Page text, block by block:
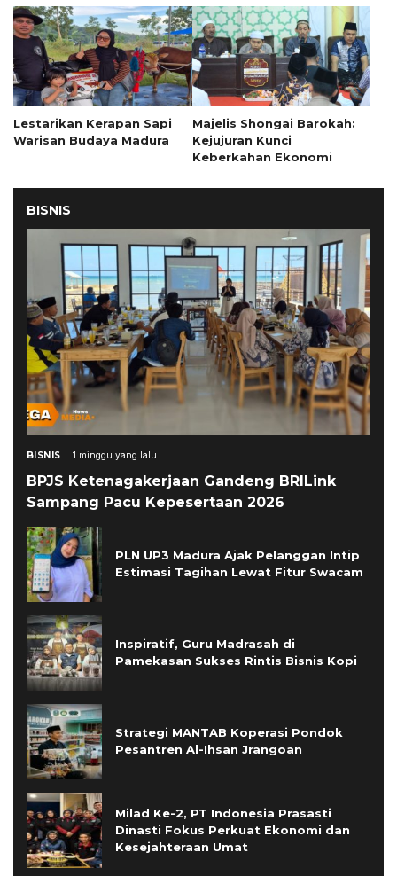
Lestarikan Kerapan Sapi
Warisan Budaya Madura
Majelis Shongai Barokah:
Kejujuran Kunci
Keberkahan Ekonomi
BISNIS
BISNIS 1 minggu yang lalu
BPJS Ketenagakerjaan Gandeng BRILink
Sampang Pacu Kepesertaan 2026
PLN UP3 Madura Ajak Pelanggan Intip
Estimasi Tagihan Lewat Fitur Swacam
Inspiratif, Guru Madrasah di
Pamekasan Sukses Rintis Bisnis Kopi
Strategi MANTAB Koperasi Pondok
Pesantren Al-Ihsan Jrangoan
Milad Ke-2, PT Indonesia Prasasti
Dinasti Fokus Perkuat Ekonomi dan
Kesejahteraan Umat